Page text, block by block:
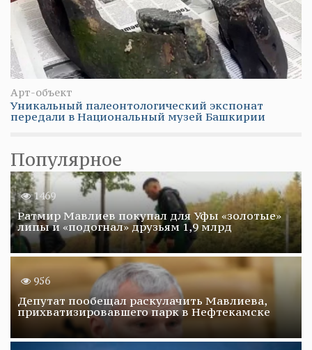
Арт-объект
Уникальный палеонтологический экспонат
передали в Национальный музей Башкирии
Популярное
1469
Ратмир Мавлиев покупал для Уфы «золотые»
липы и «подогнал» друзьям 1,9 млрд
956
Депутат пообещал раскулачить Мавлиева,
прихватизировавшего парк в Нефтекамске